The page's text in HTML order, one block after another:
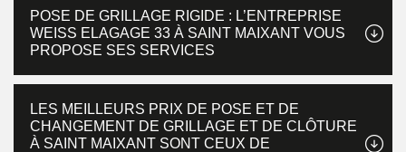
POSE DE GRILLAGE RIGIDE : L’ENTREPRISE
WEISS ELAGAGE 33 À SAINT MAIXANT VOUS
PROPOSE SES SERVICES
LES MEILLEURS PRIX DE POSE ET DE
CHANGEMENT DE GRILLAGE ET DE CLÔTURE
À SAINT MAIXANT SONT CEUX DE